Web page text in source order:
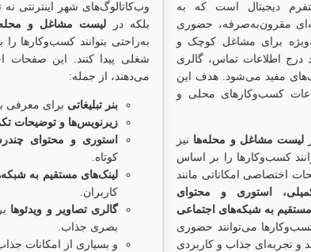
دیجیتال است که به
مقرون‌به‌صرفه، حضوری
برای مشاغل کوچک و
اطلاعات تماس، گالری
مفید می‌شود. هدف این
کسب‌وکارهای محلی و
لیست مشاغل و محله‌ها نیز
کسب‌وکارها را بر اساس
اختصاصی امکاناتی مانند
استوری و محتوای
مستقیم به شبکه‌های اجتماعی
می‌توانند حضوری
و تجربه‌ای جذاب و کاربردی
وب‌کاتالوگ‌های شهر اینترنتی
بلکه در لیست مشاغل و
به‌راحتی بتوانند کسب‌وکارها
شغلی پیدا کنند. این صفحات
می‌دهند، از جمله:
بنر تبلیغاتی برای معرفی
زیرنویس‌ها و توضیحات
استوری و محتوای
کوتاه.
لینک‌های مستقیم به
کاربران.
گالری تصاویر و ویدئوها
بصری جذاب.
و بسیاری از امکانات